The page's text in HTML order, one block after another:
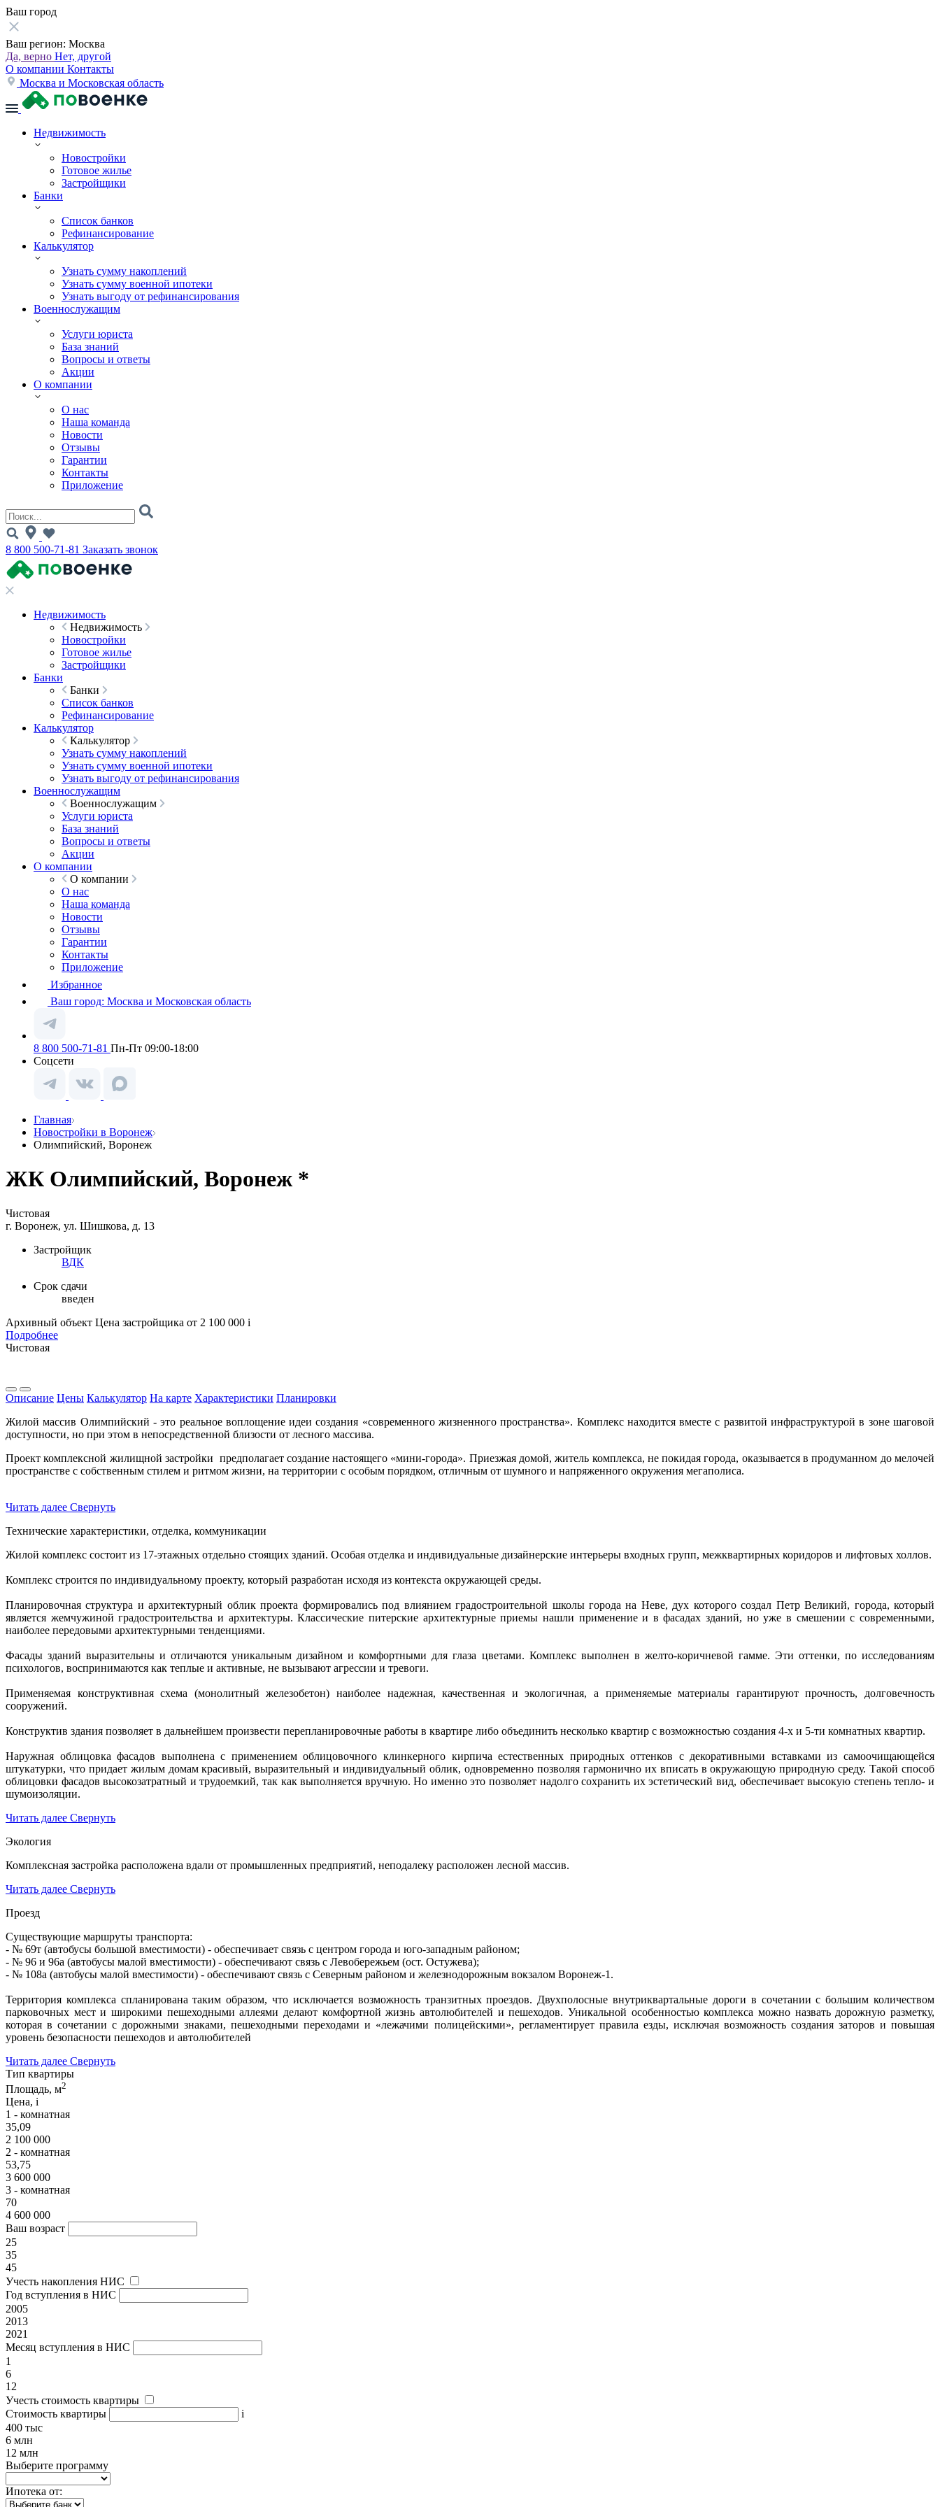
Ваш город
Ваш регион: Москва
Да, верно Нет, другой
О компании Контакты
Москва и Московская область
Недвижимость
Новостройки
Готовое жилье
Застройщики
Банки
Список банков
Рефинансирование
Калькулятор
Узнать сумму накоплений
Узнать сумму военной ипотеки
Узнать выгоду от рефинансирования
Военнослужащим
Услуги юриста
База знаний
Вопросы и ответы
Акции
О компании
О нас
Наша команда
Новости
Отзывы
Гарантии
Контакты
Приложение
8 800 500-71-81 Заказать звонок
Недвижимость
Недвижимость
Новостройки
Готовое жилье
Застройщики
Банки
Банки
Список банков
Рефинансирование
Калькулятор
Калькулятор
Узнать сумму накоплений
Узнать сумму военной ипотеки
Узнать выгоду от рефинансирования
Военнослужащим
Военнослужащим
Услуги юриста
База знаний
Вопросы и ответы
Акции
О компании
О компании
О нас
Наша команда
Новости
Отзывы
Гарантии
Контакты
Приложение
Избранное
Ваш город: Москва и Московская область
8 800 500-71-81 Пн-Пт 09:00-18:00
Соцсети
Главная
Новостройки в Воронеж
Олимпийский, Воронеж
ЖК Олимпийский, Воронеж *
Чистовая
г. Воронеж, ул. Шишкова, д. 13
Застройщик
ВДК
Срок сдачи
введен
Архивный объект Цена застройщика от 2 100 000 i
Подробнее
Чистовая
Описание Цены Калькулятор На карте Характеристики Планировки
Жилой массив Олимпийский - это реальное воплощение идеи создания «современного жизненного пространства». Комплекс находится вместе с развитой инфраструктурой в зоне шаговой
доступности, но при этом в непосредственной близости от лесного массива.
Проект комплексной жилищной застройки предполагает создание настоящего «мини-города». Приезжая домой, житель комплекса, не покидая города, оказывается в продуманном до мелочей
пространстве с собственным стилем и ритмом жизни, на территории с особым порядком, отличным от шумного и напряженного окружения мегаполиса.
Читать далее Свернуть
Технические характеристики, отделка, коммуникации
Жилой комплекс состоит из 17-этажных отдельно стоящих зданий. Особая отделка и индивидуальные дизайнерские интерьеры входных групп, межквартирных коридоров и лифтовых холлов.
Комплекс строится по индивидуальному проекту, который разработан исходя из контекста окружающей среды.
Планировочная структура и архитектурный облик проекта формировались под влиянием градостроительной школы города на Неве, дух которого создал Петр Великий, города, который
является жемчужиной градостроительства и архитектуры. Классические питерские архитектурные приемы нашли применение и в фасадах зданий, но уже в смешении с современными,
наиболее передовыми архитектурными тенденциями.
Фасады зданий выразительны и отличаются уникальным дизайном и комфортными для глаза цветами. Комплекс выполнен в желто-коричневой гамме. Эти оттенки, по исследованиям
психологов, воспринимаются как теплые и активные, не вызывают агрессии и тревоги.
Применяемая конструктивная схема (монолитный железобетон) наиболее надежная, качественная и экологичная, а применяемые материалы гарантируют прочность, долговечность
сооружений.
Конструктив здания позволяет в дальнейшем произвести перепланировочные работы в квартире либо объединить несколько квартир с возможностью создания 4-х и 5-ти комнатных квартир.
Наружная облицовка фасадов выполнена с применением облицовочного клинкерного кирпича естественных природных оттенков с декоративными вставками из самоочищающейся
штукатурки, что придает жилым домам красивый, выразительный и индивидуальный облик, одновременно позволяя гармонично их вписать в окружающую природную среду. Такой способ
облицовки фасадов высокозатратный и трудоемкий, так как выполняется вручную. Но именно это позволяет надолго сохранить их эстетический вид, обеспечивает высокую степень тепло- и
шумоизоляции.
Читать далее Свернуть
Экология
Комплексная застройка расположена вдали от промышленных предприятий, неподалеку расположен лесной массив.
Читать далее Свернуть
Проезд
Существующие маршруты транспорта:
- № 69т (автобусы большой вместимости) - обеспечивает связь с центром города и юго-западным районом;
- № 96 и 96а (автобусы малой вместимости) - обеспечивают связь с Левобережьем (ост. Остужева);
- № 108а (автобусы малой вместимости) - обеспечивают связь с Северным районом и железнодорожным вокзалом Воронеж-1.
Территория комплекса спланирована таким образом, что исключается возможность транзитных проездов. Двухполосные внутриквартальные дороги в сочетании с большим количеством
парковочных мест и широкими пешеходными аллеями делают комфортной жизнь автолюбителей и пешеходов. Уникальной особенностью комплекса можно назвать дорожную разметку,
которая в сочетании с дорожными знаками, пешеходными переходами и «лежачими полицейскими», регламентирует правила езды, исключая возможность создания заторов и повышая
уровень безопасности пешеходов и автолюбителей
Читать далее Свернуть
Тип квартиры
Площадь, м2
Цена, i
1 - комнатная
35,09
2 100 000
2 - комнатная
53,75
3 600 000
3 - комнатная
70
4 600 000
Ваш возраст
25
35
45
Учесть накопления НИС
Год вступления в НИС
2005
2013
2021
Месяц вступления в НИС
1
6
12
Учесть стоимость квартиры
Стоимость квартиры
i
400 тыс
6 млн
12 млн
Выберите программу
Ипотека от: